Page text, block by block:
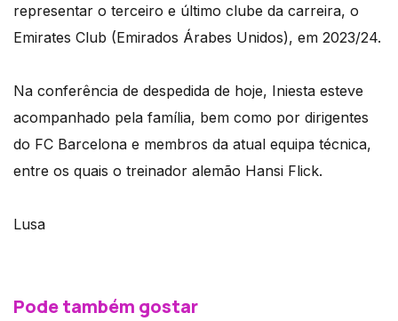
representar o terceiro e último clube da carreira, o
Emirates Club (Emirados Árabes Unidos), em 2023/24.
Na conferência de despedida de hoje, Iniesta esteve
acompanhado pela família, bem como por dirigentes
do FC Barcelona e membros da atual equipa técnica,
entre os quais o treinador alemão Hansi Flick.
Lusa
Pode também gostar